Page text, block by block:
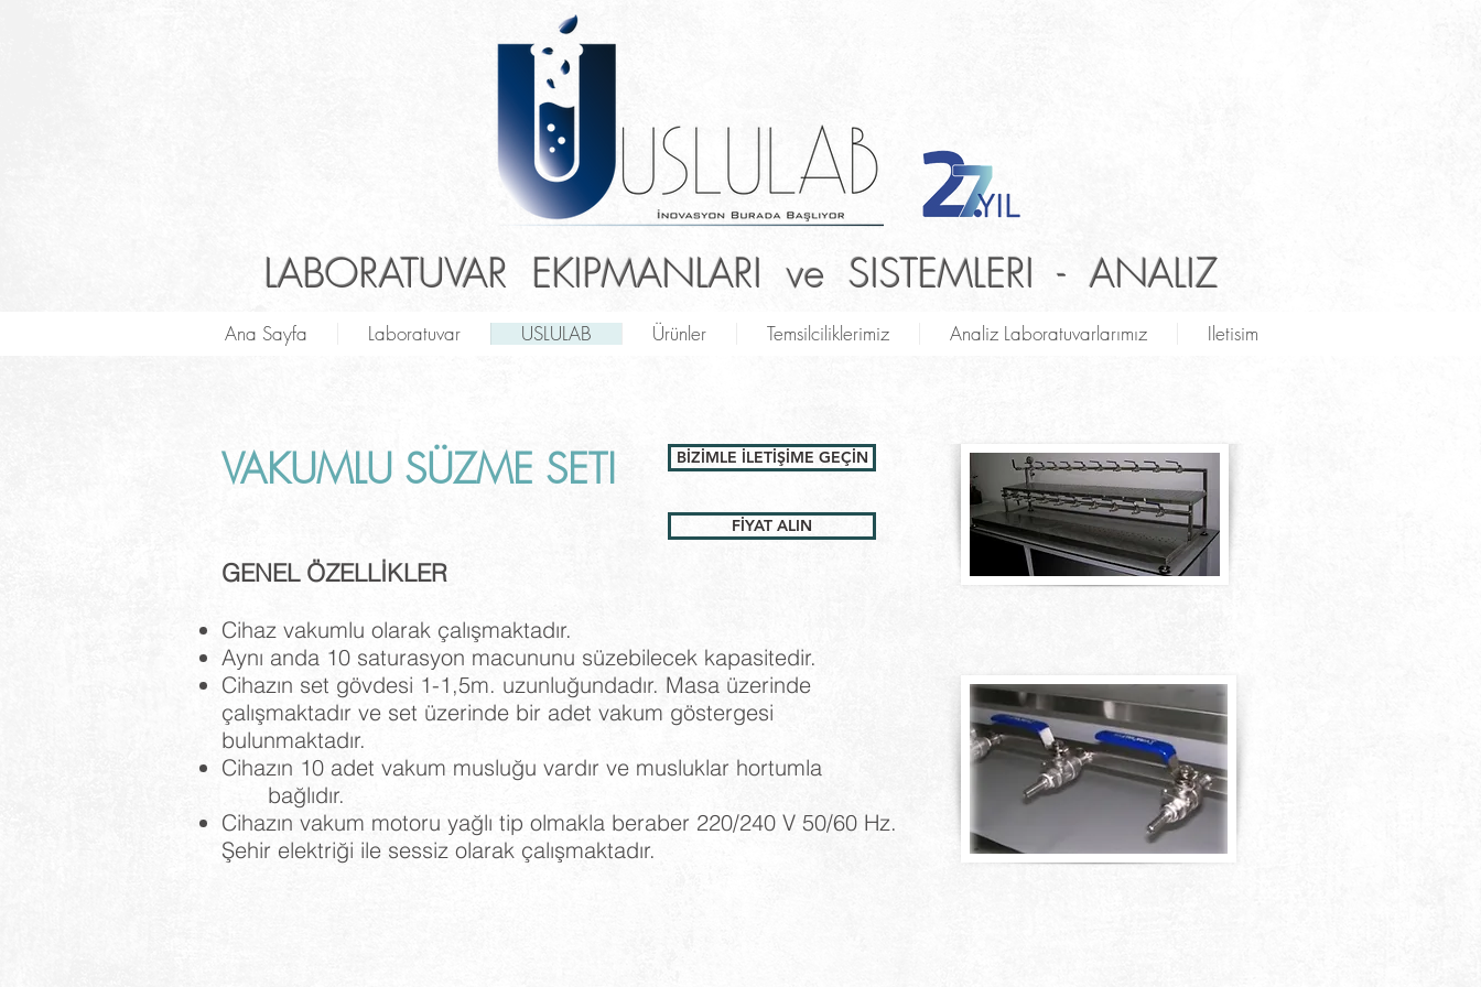
LABORATUVAR EKIPMANLARI ve SISTEMLERI - ANALIZ
Ana Sayfa Laboratuvar USLULAB Ürünler Temsilciliklerimiz Analiz Laboratuvarlarımız Iletisim
VAKUMLU SÜZME SETI
GENEL ÖZELLİKLER
Cihaz vakumlu olarak çalışmaktadır.
Aynı anda 10 saturasyon macununu süzebilecek kapasitedir.
Cihazın set gövdesi 1-1,5m. uzunluğundadır. Masa üzerinde
çalışmaktadır ve set üzerinde bir adet vakum göstergesi
bulunmaktadır.
Cihazın 10 adet vakum musluğu vardır ve musluklar hortumla
bağlıdır.
Cihazın vakum motoru yağlı tip olmakla beraber 220/240 V 50/60 Hz.
Şehir elektriği ile sessiz olarak çalışmaktadır.
BİZİMLE İLETİŞİME GEÇİN
FİYAT ALIN